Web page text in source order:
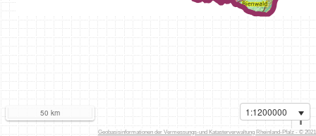
i
50 km 1:1200000
Geobasisinformationen der Vermessungs-und Katasterverwaltung Rheinland-Pfalz - © 2021